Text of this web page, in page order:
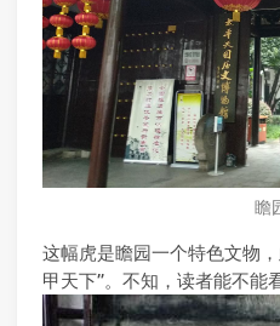
瞻
这幅虎是瞻园一个特色文物
甲天下”。不知，读者能不能